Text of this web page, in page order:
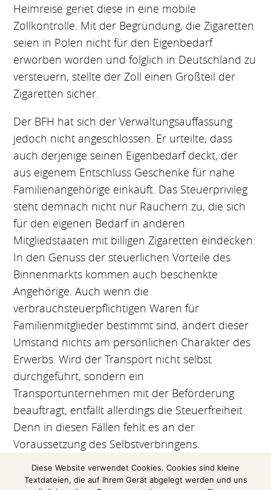
Heimreise geriet diese in eine mobile
Zollkontrolle. Mit der Begründung, die Zigaretten
seien in Polen nicht für den Eigenbedarf
erworben worden und folglich in Deutschland zu
versteuern, stellte der Zoll einen Großteil der
Zigaretten sicher.
Der BFH hat sich der Verwaltungsauffassung
jedoch nicht angeschlossen. Er urteilte, dass
auch derjenige seinen Eigenbedarf deckt, der
aus eigenem Entschluss Geschenke für nahe
Familienangehörige einkauft. Das Steuerprivileg
steht demnach nicht nur Rauchern zu, die sich
für den eigenen Bedarf in anderen
Mitgliedstaaten mit billigen Zigaretten eindecken.
In den Genuss der steuerlichen Vorteile des
Binnenmarkts kommen auch beschenkte
Angehörige. Auch wenn die
verbrauchsteuerpflichtigen Waren für
Familienmitglieder bestimmt sind, ändert dieser
Umstand nichts am persönlichen Charakter des
Erwerbs. Wird der Transport nicht selbst
durchgeführt, sondern ein
Transportunternehmen mit der Beförderung
beauftragt, entfällt allerdings die Steuerfreiheit.
Denn in diesen Fällen fehlt es an der
Voraussetzung des Selbstverbringens.
(BFH-Pressemitteilung vom 30.11.2011)
Diese Website verwendet Cookies. Cookies sind kleine
Textdateien, die auf Ihrem Gerät abgelegt werden und uns